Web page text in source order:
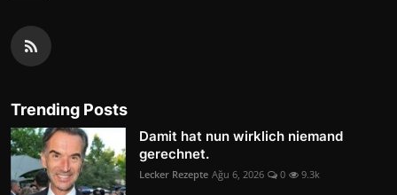
Trending Posts
Damit hat nun wirklich niemand
gerechnet.
Lecker Rezepte Ağu 6, 2026 0 9.3k